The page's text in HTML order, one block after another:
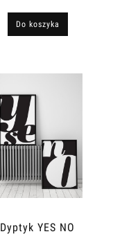
Do koszyka
Dyptyk YES NO